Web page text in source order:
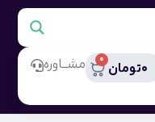
0تومان
0 مشــاوره